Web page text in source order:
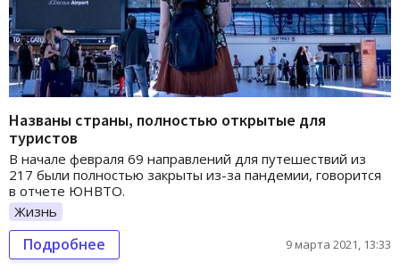
Названы страны, полностью открытые для
туристов
В начале февраля 69 направлений для путешествий из
217 были полностью закрыты из-за пандемии, говорится
в отчете ЮНВТО.
Жизнь
Подробнее 9 марта 2021, 13:33